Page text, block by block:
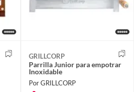
GRILLCORP
Parrilla Junior para empotrar
Inoxidable
Por GRILLCORP